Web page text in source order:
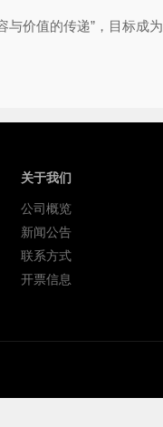
价值的传递”，目标
关于我们
公司概览
新闻公告
联系方式
开票信息